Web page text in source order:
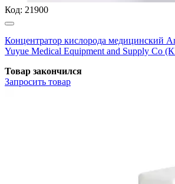
Код: 21900
Концентратор кислорода медицинский
Yuyue Medical Equipment and Supply Co
Товар закончился
Запросить товар